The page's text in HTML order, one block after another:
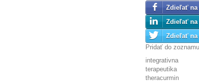
Zdieľať na
Zdieľať na
Zdieľať na
Pridať do
integrativna
terapeutika
theracurmin